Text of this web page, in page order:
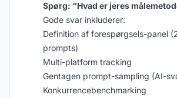
Spørg: “Hvad er jeres
Gode svar inkluderer:
Definition af forespørgsels-panel
prompts)
Multi-platform tracking
Gentagen prompt-sampling (AI-
Konkurrencebenchmarking